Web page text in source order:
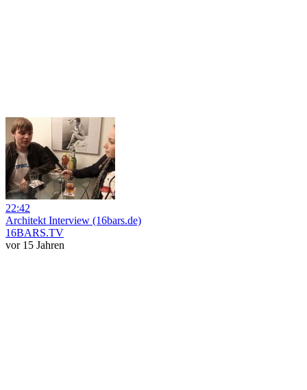
22:42
Architekt Interview (16bars.de)
16BARS.TV
vor 15 Jahren